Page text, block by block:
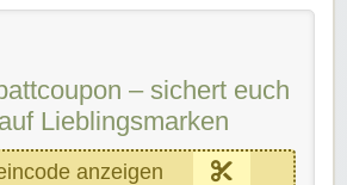
– sichert euch
Lieblingsmarken
anzeigen